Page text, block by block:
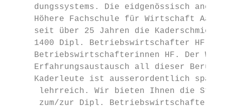
dungs­systems. Die eidgenössisch
Höhere Fachschule für Wirtschaft
seit über 25 Jahren die
1400 Dipl. Betriebswirtschafter HF
Betriebswirtschaf­terinnen HF. Der
Erfahrungsaustausch all dieser
­Kaderleute ist ausserordentlich
lehrreich. Wir bieten Ihnen die
zum/zur Dipl.